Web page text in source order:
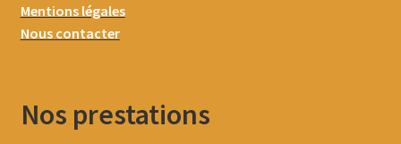
Mentions légales
Nous contacter
Nos prestations